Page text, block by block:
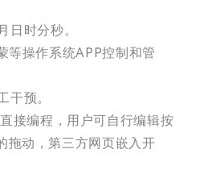
时分秒。
操作系统APP控制和管
干预。
接编程，用户可自行编辑按
拖动，第三方网页嵌入开